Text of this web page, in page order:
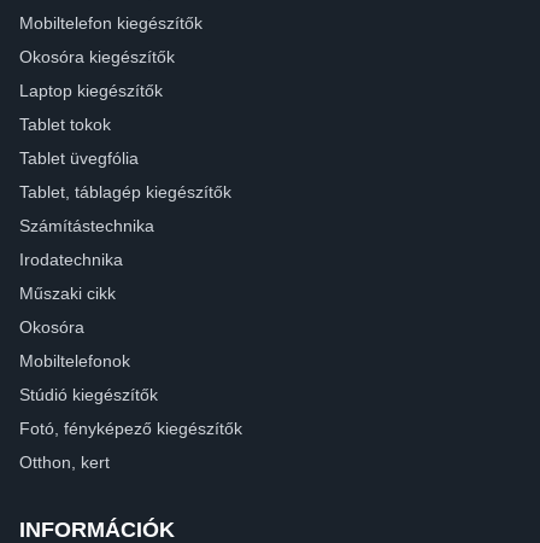
Mobiltelefon kiegészítők
Okosóra kiegészítők
Laptop kiegészítők
Tablet tokok
Tablet üvegfólia
Tablet, táblagép kiegészítők
Számítástechnika
Irodatechnika
Műszaki cikk
Okosóra
Mobiltelefonok
Stúdió kiegészítők
Fotó, fényképező kiegészítők
Otthon, kert
INFORMÁCIÓK